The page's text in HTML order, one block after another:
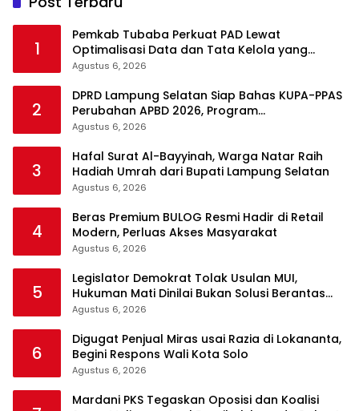
1
Pemkab Tubaba Perkuat PAD Lewat
Optimalisasi Data dan Tata Kelola yang
Akuntabel
Agustus 6, 2026
2
DPRD Lampung Selatan Siap Bahas KUPA-PPAS
Perubahan APBD 2026, Program
Pembangunan Jadi Prioritas
Agustus 6, 2026
3
Hafal Surat Al-Bayyinah, Warga Natar Raih
Hadiah Umrah dari Bupati Lampung Selatan
Agustus 6, 2026
4
Beras Premium BULOG Resmi Hadir di Retail
Modern, Perluas Akses Masyarakat
Agustus 6, 2026
5
Legislator Demokrat Tolak Usulan MUI,
Hukuman Mati Dinilai Bukan Solusi Berantas
Korupsi
Agustus 6, 2026
6
Digugat Penjual Miras usai Razia di Lokananta,
Begini Respons Wali Kota Solo
Agustus 6, 2026
Mardani PKS Tegaskan Oposisi dan Koalisi